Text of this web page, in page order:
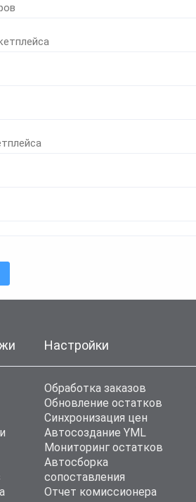
Настройки
Обработка заказов
Обновление остатков
Синхронизация цен
Автосоздание YML
Мониторинг остатков
Автосборка
сопоставления
Отчет комиссионера